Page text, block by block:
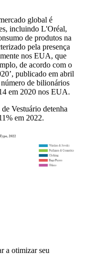
global é
incluindo L'Oréal,
de produtos na
pela presença
nos EUA, que
de acordo com o
publicado em abril
de bilionários
em 2020 nos EUA.
Vestuário detenha
em 2022.
a otimizar seu